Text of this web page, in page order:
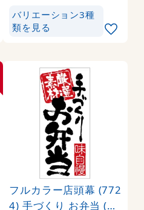
バリエーション3種
類を見る
フルカラー店頭幕 (772
4) 手づくり お弁当 (ポ